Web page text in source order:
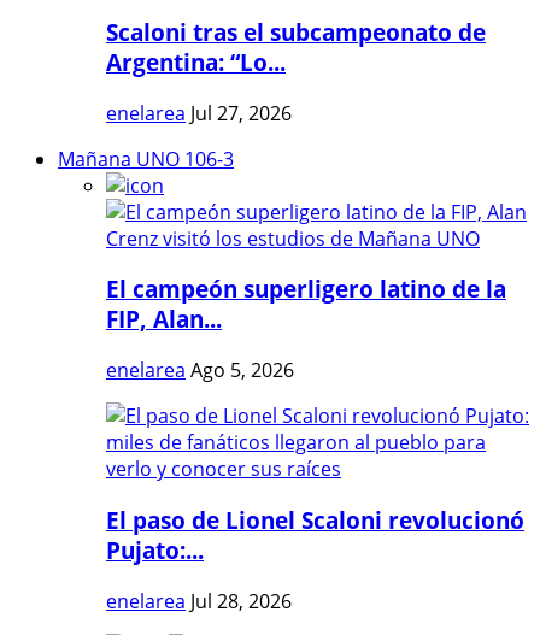
Scaloni tras el subcampeonato de
Argentina: “Lo...
enelarea Jul 27, 2026
Mañana UNO 106-3
El campeón superligero latino de la
FIP, Alan...
enelarea Ago 5, 2026
El paso de Lionel Scaloni revolucionó
Pujato:...
enelarea Jul 28, 2026